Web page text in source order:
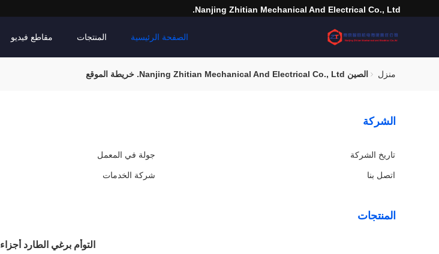
Nanjing Zhitian Mechanical And Electrical Co., Ltd.
الصفحة الرئيسية المنتجات مقاطع فيديو
منزل الصين Nanjing Zhitian Mechanical And Electrical Co., Ltd. خريطة الموقع
الشركة
جولة في المعمل تاريخ الشركة
شركة الخدمات اتصل بنا
المنتجات
التوأم برغي الطارد أجزاء